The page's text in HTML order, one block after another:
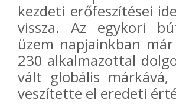
kezdeti erőfeszítései
vissza. Az egykori
üzem napjainkban
230 alkalmazottal
vált globális
veszítette el eredeti